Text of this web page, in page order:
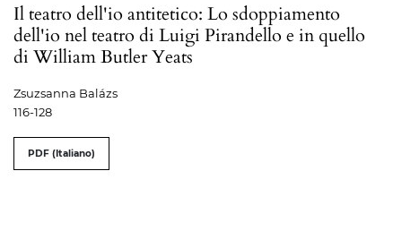
Il teatro dell'io antitetico: Lo sdoppiamento
dell'io nel teatro di Luigi Pirandello e in quello
di William Butler Yeats
Zsuzsanna Balázs
116-128
PDF (Italiano)